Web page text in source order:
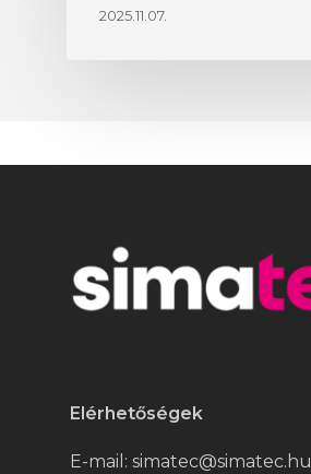
2025.11.07.
Elérhetőségek
E-mail: simatec@simatec.hu